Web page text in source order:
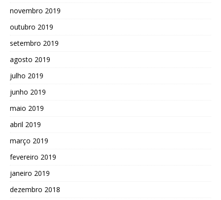
novembro 2019
outubro 2019
setembro 2019
agosto 2019
julho 2019
junho 2019
maio 2019
abril 2019
março 2019
fevereiro 2019
janeiro 2019
dezembro 2018